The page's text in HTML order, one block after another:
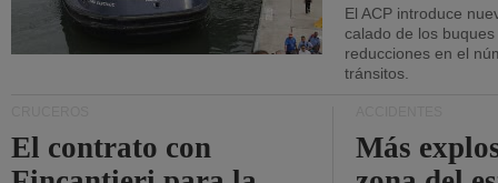
El ACP introduce
calado de los
reducciones en el
tránsitos.
El contrato con
Más